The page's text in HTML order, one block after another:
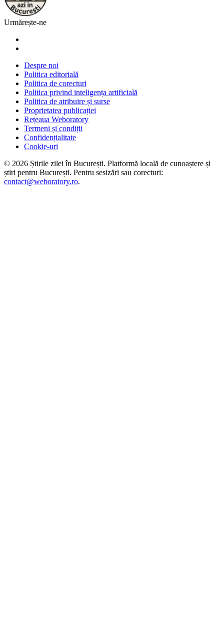
Urmărește-ne
Despre noi
Politica editorială
Politica de corecturi
Politica privind inteligența artificială
Politica de atribuire și surse
Proprietatea publicației
Rețeaua Weboratory
Termeni și condiții
Confidențialitate
Cookie-uri
© 2026 Știrile zilei în București. Platformă locală de cunoaștere și
știri pentru București. Pentru sesizări sau corecturi:
contact@weboratory.ro.